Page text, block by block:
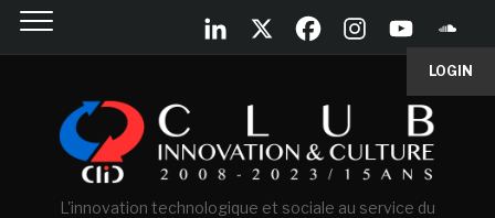
LOGIN
L'innovation technologique et sociale au service du